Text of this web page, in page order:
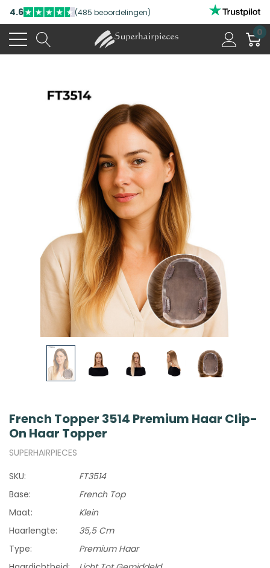
4.6 (485 beoordelingen)
0
French Topper 3514 Premium Haar Clip-
On Haar Topper
SUPERHAIRPIECES
SKU:
FT3514
Base:
French Top
Maat:
Klein
Haarlengte:
35,5 Cm
Type:
Premium Haar